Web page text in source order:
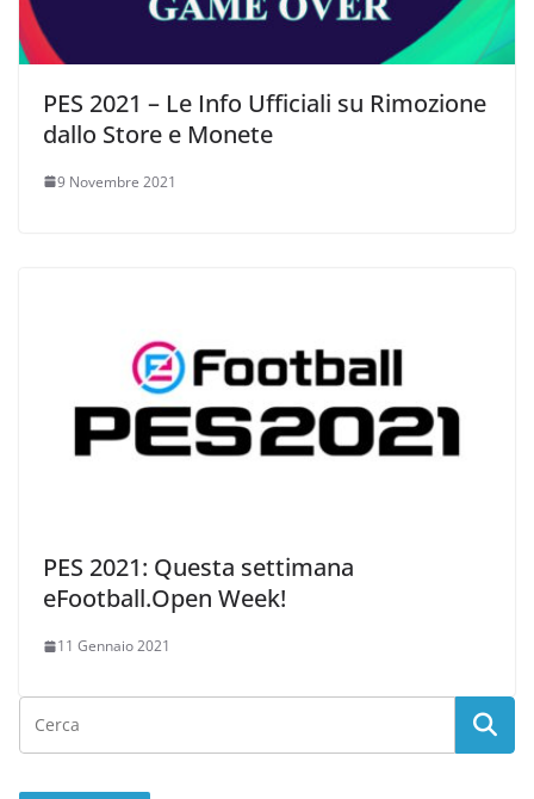
PES 2021 – Le Info Ufficiali su Rimozione
dallo Store e Monete
9 Novembre 2021
PES 2021: Questa settimana
eFootball.Open Week!
11 Gennaio 2021